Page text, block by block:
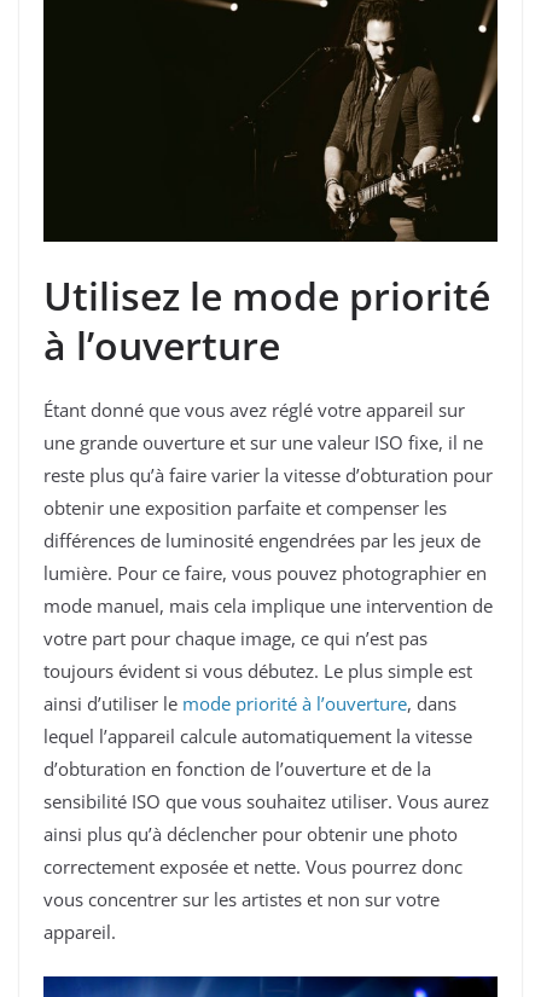
Utilisez le mode priorité
à l’ouverture
Étant donné que vous avez réglé votre appareil sur
une grande ouverture et sur une valeur ISO fixe, il ne
reste plus qu’à faire varier la vitesse d’obturation pour
obtenir une exposition parfaite et compenser les
différences de luminosité engendrées par les jeux de
lumière. Pour ce faire, vous pouvez photographier en
mode manuel, mais cela implique une intervention de
votre part pour chaque image, ce qui n’est pas
toujours évident si vous débutez. Le plus simple est
ainsi d’utiliser le mode priorité à l’ouverture, dans
lequel l’appareil calcule automatiquement la vitesse
d’obturation en fonction de l’ouverture et de la
sensibilité ISO que vous souhaitez utiliser. Vous aurez
ainsi plus qu’à déclencher pour obtenir une photo
correctement exposée et nette. Vous pourrez donc
vous concentrer sur les artistes et non sur votre
appareil.